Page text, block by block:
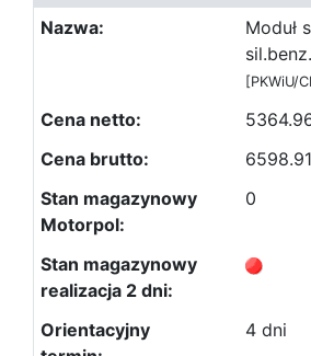
Moduł
sil.benz.
[PKWiU/
0
4 dni